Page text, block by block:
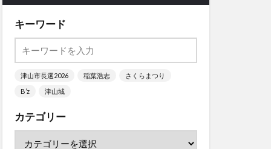
キーワード
津山市長選2026 稲葉浩志
さくらまつり
B’z
津山城
カテゴリー